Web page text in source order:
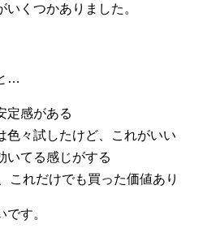
くつかありました。
…
定感がある
色々試したけど、これがいい
いてる感じがする
これだけでも買った価値あり
す。